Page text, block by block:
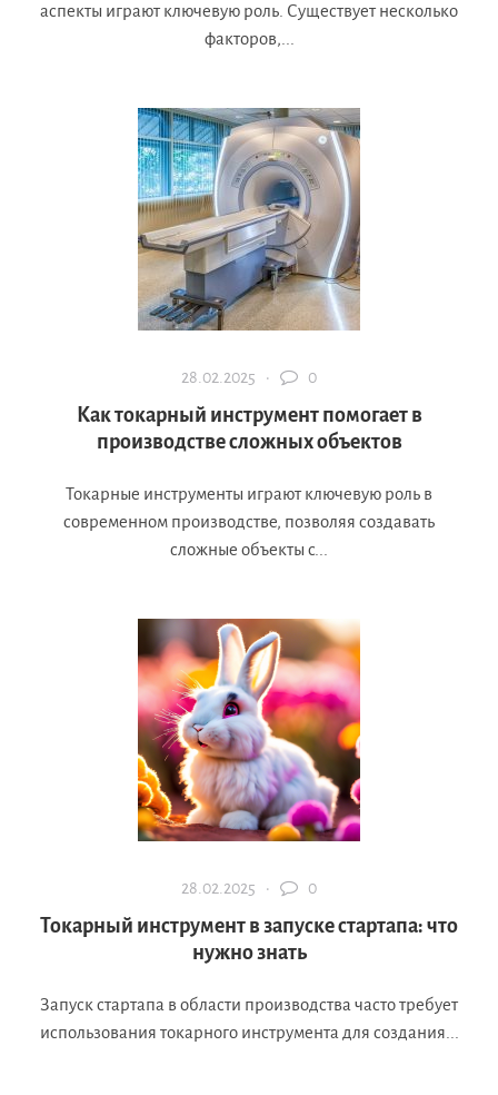
аспекты играют ключевую роль. Существует несколько
факторов,...
28.02.2025 · 0
Как токарный инструмент помогает в
производстве сложных объектов
Токарные инструменты играют ключевую роль в
современном производстве, позволяя создавать
сложные объекты с...
28.02.2025 · 0
Токарный инструмент в запуске стартапа: что
нужно знать
Запуск стартапа в области производства часто требует
использования токарного инструмента для создания...